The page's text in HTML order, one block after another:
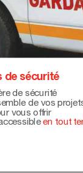
de sécurité
de vos pr
vous offrir
en tout
de sécurité